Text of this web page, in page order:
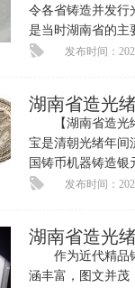
令各省铸造并发行
是当时湖南省的主
发布时间：
湖南省造光
【湖南省造
宝是清朝光绪年间
国铸币机器铸造
造，除中央户部，
发布时间：
湖南省造光
作为近代精品铸
涵丰富，图文并茂